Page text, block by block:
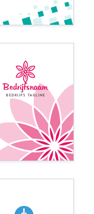
Bedrijfsnaam
Bedrijfs tagline